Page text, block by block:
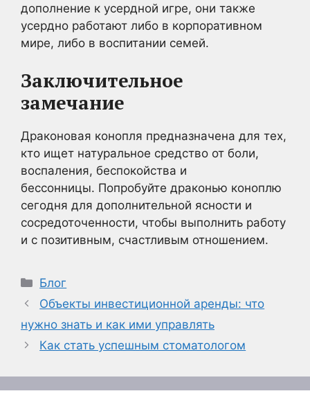
дополнение к усердной игре, они также
усердно работают либо в корпоративном
мире, либо в воспитании семей.
Заключительное
замечание
Драконовая конопля предназначена для тех,
кто ищет натуральное средство от боли,
воспаления, беспокойства и
бессонницы. Попробуйте драконью коноплю
сегодня для дополнительной ясности и
сосредоточенности, чтобы выполнить работу
и с позитивным, счастливым отношением.
Рубрики
Блог
Объекты инвестиционной аренды: что
нужно знать и как ими управлять
Как стать успешным стоматологом